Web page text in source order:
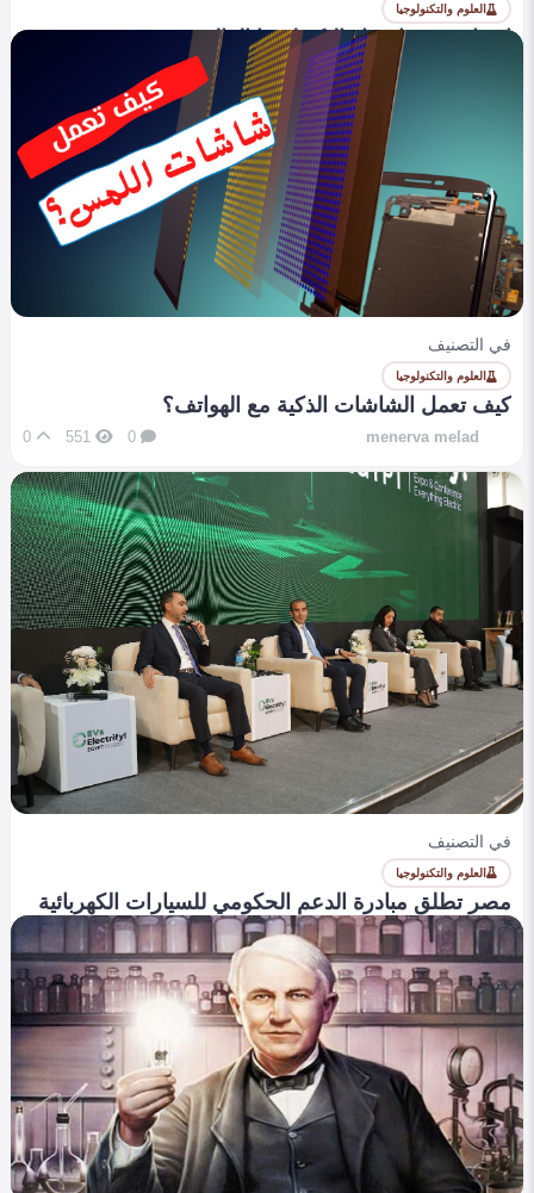
العلوم والتكنولوجيا
ارتفاع نسبة انتشار التكنولوجيا المالية في مصر 2025
في التصنيف
العلوم والتكنولوجيا
كيف تعمل الشاشات الذكية مع الهواتف؟
menerva melad
0
551
في التصنيف
العلوم والتكنولوجيا
مصر تطلق مبادرة الدعم الحكومي للسيارات الكهربائية
emanalaa
0